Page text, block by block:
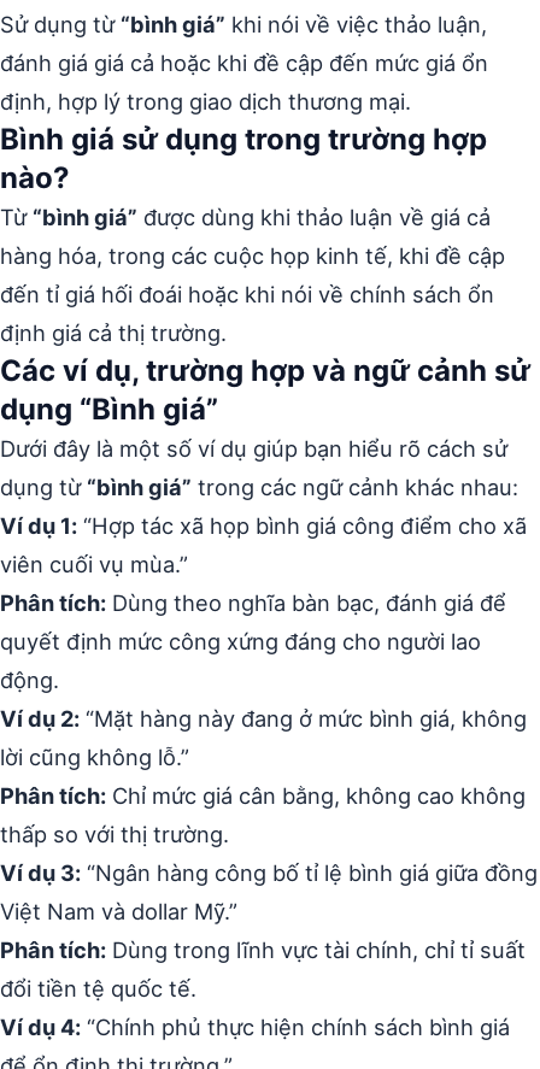
Sử dụng từ “bình giá” khi nói về việc thảo luận,
đánh giá giá cả hoặc khi đề cập đến mức giá ổn
định, hợp lý trong giao dịch thương mại.
Bình giá sử dụng trong trường hợp
nào?
Từ “bình giá” được dùng khi thảo luận về giá cả
hàng hóa, trong các cuộc họp kinh tế, khi đề cập
đến tỉ giá hối đoái hoặc khi nói về chính sách ổn
định giá cả thị trường.
Các ví dụ, trường hợp và ngữ cảnh sử
dụng “Bình giá”
Dưới đây là một số ví dụ giúp bạn hiểu rõ cách sử
dụng từ “bình giá” trong các ngữ cảnh khác nhau:
Ví dụ 1: “Hợp tác xã họp bình giá công điểm cho xã
viên cuối vụ mùa.”
Phân tích: Dùng theo nghĩa bàn bạc, đánh giá để
quyết định mức công xứng đáng cho người lao
động.
Ví dụ 2: “Mặt hàng này đang ở mức bình giá, không
lời cũng không lỗ.”
Phân tích: Chỉ mức giá cân bằng, không cao không
thấp so với thị trường.
Ví dụ 3: “Ngân hàng công bố tỉ lệ bình giá giữa đồng
Việt Nam và dollar Mỹ.”
Phân tích: Dùng trong lĩnh vực tài chính, chỉ tỉ suất
đổi tiền tệ quốc tế.
Ví dụ 4: “Chính phủ thực hiện chính sách bình giá